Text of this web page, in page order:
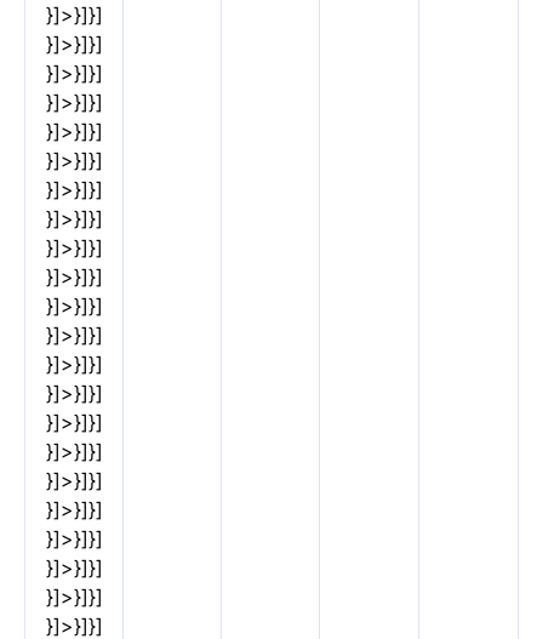
}]>}]}]
}]>}]}]
}]>}]}]
}]>}]}]
}]>}]}]
}]>}]}]
}]>}]}]
}]>}]}]
}]>}]}]
}]>}]}]
}]>}]}]
}]>}]}]
}]>}]}]
}]>}]}]
}]>}]}]
}]>}]}]
}]>}]}]
}]>}]}]
}]>}]}]
}]>}]}]
}]>}]}]
}]>}]}]